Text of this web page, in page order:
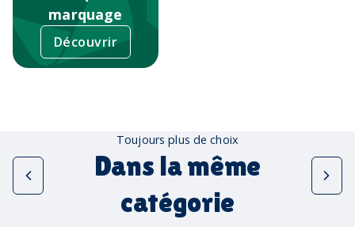
marquage
Découvrir
Toujours plus de choix
Dans la même
catégorie